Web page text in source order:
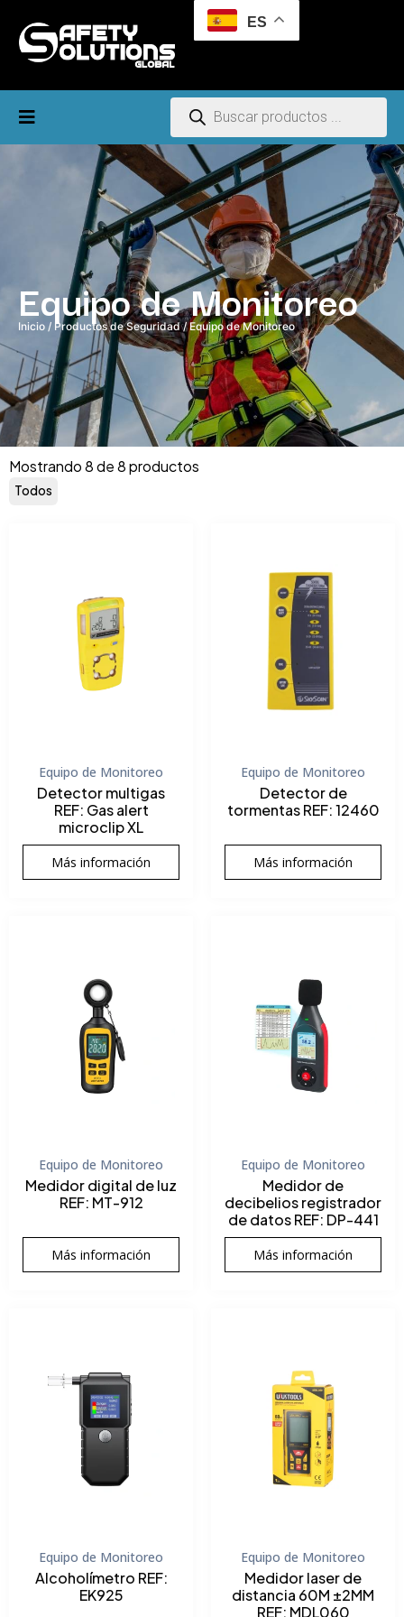
ES
Equipo de Monitoreo
Inicio / Productos de Seguridad/ Equipo de Monitoreo
Mostrando 8 de 8 productos
Todos
Equipo de Monitoreo
Detector multigas
REF: Gas alert
microclip XL
Más información
Equipo de Monitoreo
Detector de
tormentas REF: 12460
Más información
Equipo de Monitoreo
Medidor digital de luz
REF: MT-912
Más información
Equipo de Monitoreo
Medidor de
decibelios registrador
de datos REF: DP-441
Más información
Equipo de Monitoreo
Alcoholímetro REF:
EK925
Equipo de Monitoreo
Medidor laser de
distancia 60M ±2MM
REF: MDL060